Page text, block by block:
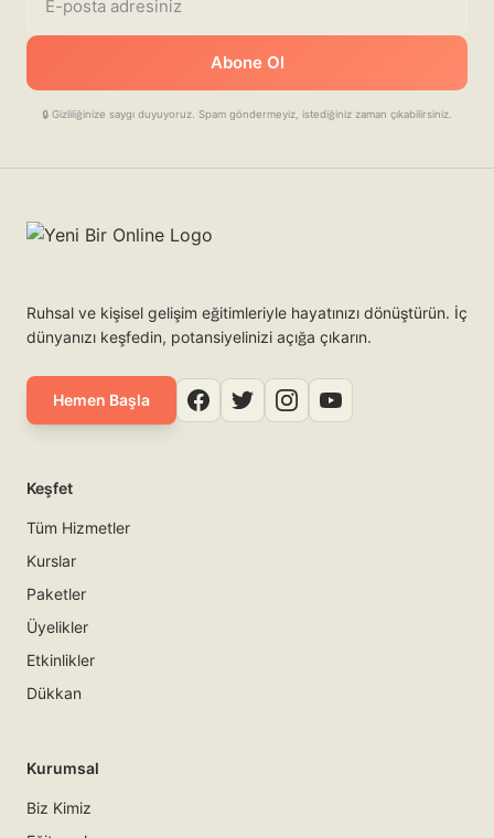
Abone Ol
🔒 Gizliliğinize saygı duyuyoruz. Spam göndermeyiz, istediğiniz zaman çıkabilirsiniz.
Ruhsal ve kişisel gelişim eğitimleriyle hayatınızı dönüştürün. İç
dünyanızı keşfedin, potansiyelinizi açığa çıkarın.
Hemen Başla
Keşfet
Tüm Hizmetler
Kurslar
Paketler
Üyelikler
Etkinlikler
Dükkan
Kurumsal
Biz Kimiz